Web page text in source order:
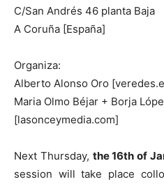
C/San Andrés 46 planta Baja
A Coruña [España]
Organiza:
Alberto Alonso Oro
Maria Olmo Béjar + Borja
[lasonceymedia.com]
Next Thursday, the 16th of
session will take place